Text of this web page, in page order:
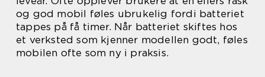
og god mobil føles ubrukelig fordi batteriet
tappes på få timer. Når batteriet skiftes hos
et verksted som kjenner modellen godt, føles
mobilen ofte som ny i praksis.